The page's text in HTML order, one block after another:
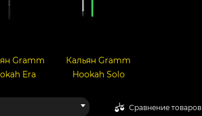
Gramm
Era
Кальян Gramm
Hookah Solo
Сравнение товаров